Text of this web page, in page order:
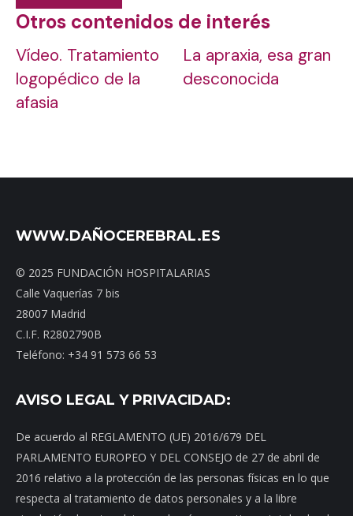
Otros contenidos de interés
Vídeo. Tratamiento
logopédico de la
afasia
La apraxia, esa gran
desconocida
WWW.DAÑOCEREBRAL.ES
© 2025 FUNDACIÓN HOSPITALARIAS
Calle Vaquerías 7 bis
28007 Madrid
C.I.F. R2802790B
Teléfono: +34 91 573 66 53
AVISO LEGAL Y PRIVACIDAD:
De acuerdo al REGLAMENTO (UE) 2016/679 DEL
PARLAMENTO EUROPEO Y DEL CONSEJO de 27 de abril de
2016 relativo a la protección de las personas físicas en lo que
respecta al tratamiento de datos personales y a la libre